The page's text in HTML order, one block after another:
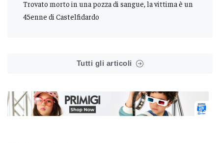
Trovato morto in una pozza di sangue, la vittima è un
45enne di Castelfidardo
Tutti gli articoli